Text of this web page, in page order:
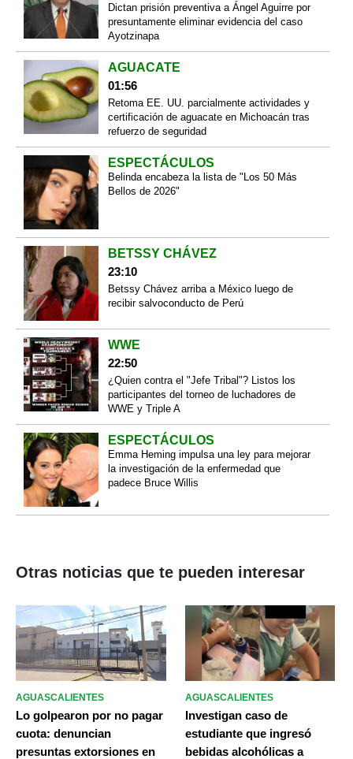
Dictan prisión preventiva a Ángel Aguirre por
presuntamente eliminar evidencia del caso
Ayotzinapa
AGUACATE
01:56
Retoma EE. UU. parcialmente actividades y
certificación de aguacate en Michoacán tras
refuerzo de seguridad
ESPECTÁCULOS
Belinda encabeza la lista de "Los 50 Más
Bellos de 2026"
BETSSY CHÁVEZ
23:10
Betssy Chávez arriba a México luego de
recibir salvoconducto de Perú
WWE
22:50
¿Quien contra el "Jefe Tribal"? Listos los
participantes del torneo de luchadores de
WWE y Triple A
ESPECTÁCULOS
Emma Heming impulsa una ley para mejorar
la investigación de la enfermedad que
padece Bruce Willis
Otras noticias que te pueden interesar
AGUASCALIENTES
Lo golpearon por no pagar
cuota: denuncian
presuntas extorsiones en
AGUASCALIENTES
Investigan caso de
estudiante que ingresó
bebidas alcohólicas a